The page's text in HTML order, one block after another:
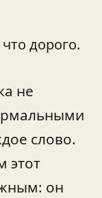
дорого.
не
слово.
этот
он